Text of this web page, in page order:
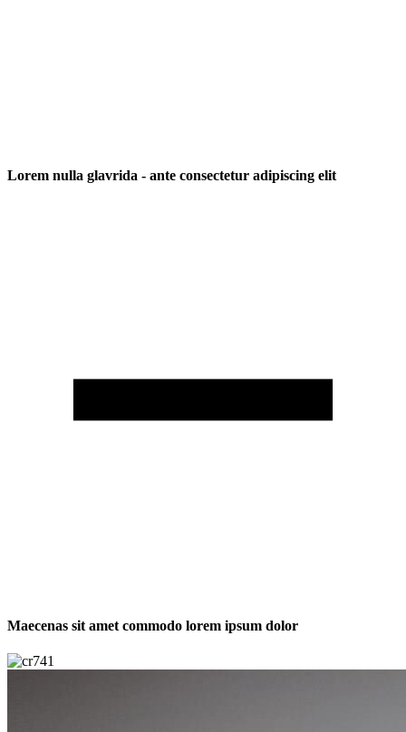
Lorem nulla glavrida - ante consectetur adipiscing elit
Maecenas sit amet commodo lorem ipsum dolor